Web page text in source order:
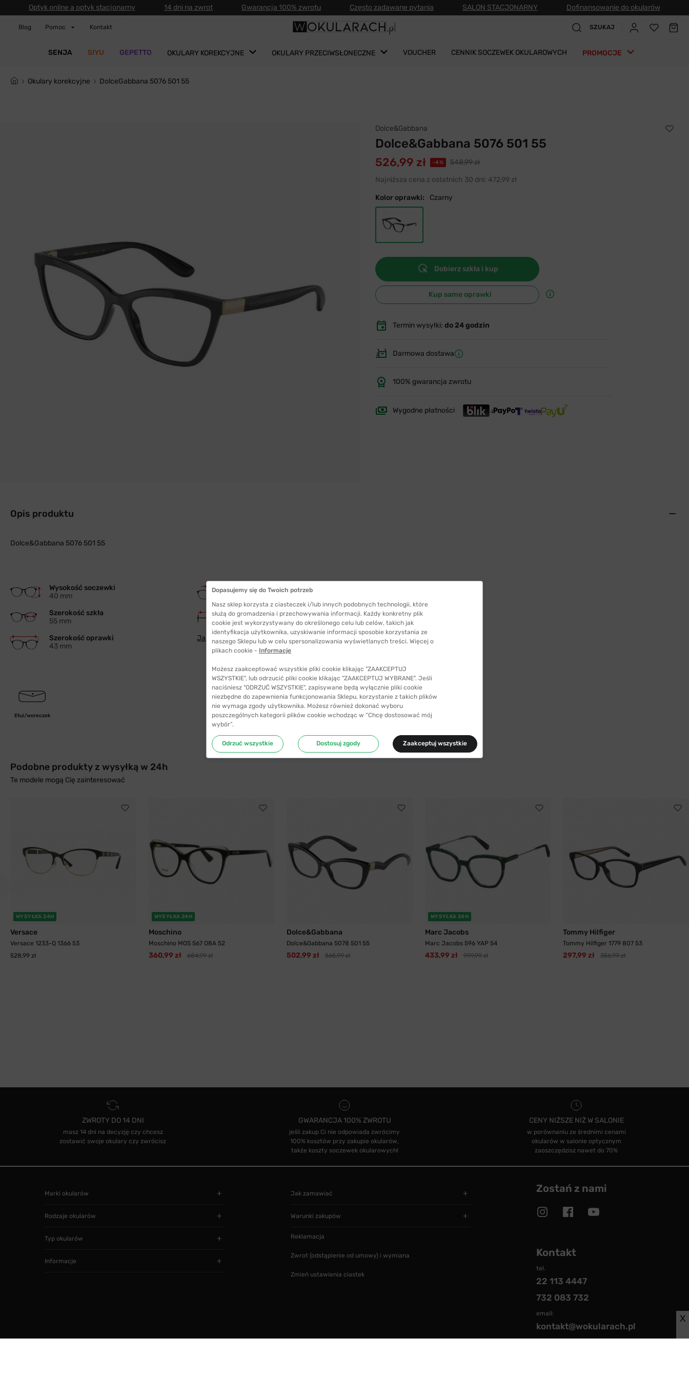
Optyk online a optyk stacjonarny 14 dni na zwrot Gwarancja 100% zwrotu Często zadawane pytania SALON STACJONARNY Dofinansowanie do okularów
Blog Pomoc Kontakt SZUKAJ
SENJA SIYU GEPETTO OKULARY KOREKCYJNE OKULARY PRZECIWSŁONECZNE VOUCHER CENNIK SOCZEWEK OKULAROWYCH PROMOCJE
Okulary korekcyjne DolceGabbana 5076 501 55
Dolce&Gabbana
Dolce&Gabbana 5076 501 55
526,99 zł -4%
548,99 zł
Najniższa cena z ostatnich 30 dni: 472,99 zł
Kolor oprawki: Czarny
Dobierz szkła i kup
Kup same oprawki
Termin wysyłki: do 24 godzin
Darmowa dostawa
100% gwarancja zwrotu
Wygodne płatności
Opis produktu
Dolce&Gabbana 5076 501 55
Wysokość soczewki
40 mm
Szerokość mostka
17 mm
Szerokość szkła
55 mm
Długość zauszników
140 mm
Szerokość oprawki
43 mm
Jak wybrać odpowiedni rozmiar
Etui/woreczek
Podobne produkty z wysyłką w 24h
Te modele mogą Cię zainteresować
WYSYŁKA 24H
Versace
Versace 1233-Q 1366 53
528,99 zł
WYSYŁKA 24H
Moschino
Moschino MOS 567 O8A 52
360,99 zł 684,99 zł
Dolce&Gabbana
Dolce&Gabbana 5078 501 55
502,99 zł 565,99 zł
WYSYŁKA 24H
Marc Jacobs
Marc Jacobs 596 YAP 54
433,99 zł 999,99 zł
Tommy Hilfiger
Tommy Hilfiger 1779 807 53
297,99 zł 356,99 zł
ZWROTY DO 14 DNI
masz 14 dni na decyzję czy chcesz
zostawić swoje okulary czy zwrócisz
GWARANCJA 100% ZWROTU
jeśli zakup Ci nie odpowiada zwrócimy
100% kosztów przy zakupie okularów,
także koszty soczewek okularowych!
CENY NIŻSZE NIŻ W SALONIE
w porównaniu ze średnimi cenami
okularów w salonie optycznym
zaoszczędzisz nawet do 70%
Zostań z nami
Kontakt
tel.
22 113 4447
732 083 732
email:
kontakt@wokularach.pl
Marki okularów
Rodzaje okularów
Typ okularów
Informacje
Jak zamawiać
Warunki zakupów
Reklamacja
Zwrot (odstąpienie od umowy) i wymiana
Zmień ustawienia ciastek
Dopasujemy się do Twoich potrzeb
Nasz sklep korzysta z ciasteczek i/lub innych podobnych technologii, które
służą do gromadzenia i przechowywania informacji. Każdy konkretny plik
cookie jest wykorzystywany do określonego celu lub celów, takich jak
identyfikacja użytkownika, uzyskiwanie informacji sposobie korzystania ze
naszego Sklepu lub w celu spersonalizowania wyświetlanych treści. Więcej o
plikach cookie - Informacje
Możesz zaakceptować wszystkie pliki cookie klikając "ZAAKCEPTUJ
WSZYSTKIE", lub odrzucić pliki cookie klikając "ZAAKCEPTUJ WYBRANE". Jeśli
naciśniesz "ODRZUĆ WSZYSTKIE", zapisywane będą wyłącznie pliki cookie
niezbędne do zapewnienia funkcjonowania Sklepu, korzystanie z takich plików
nie wymaga zgody użytkownika. Możesz również dokonać wyboru
poszczególnych kategorii plików cookie wchodząc w “Chcę dostosować mój
wybór”.
Odrzuć wszystkie Dostosuj zgody Zaakceptuj wszystkie
X